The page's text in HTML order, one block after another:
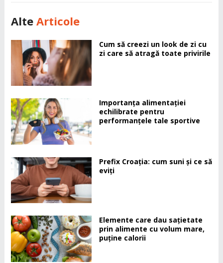
Alte Articole
Cum să creezi un look de zi cu
zi care să atragă toate privirile
Importanța alimentației
echilibrate pentru
performanțele tale sportive
Prefix Croația: cum suni și ce să
eviți
Elemente care dau sațietate
prin alimente cu volum mare,
puține calorii